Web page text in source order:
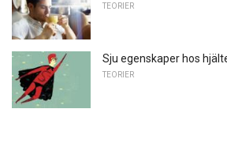
TEORIER
Sju egenskaper hos
TEORIER